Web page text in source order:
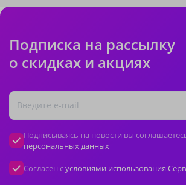
Подписка на рассылку
о скидках и акциях
Подписываясь на новости вы
персональных данных
Согласен сусловиями использования